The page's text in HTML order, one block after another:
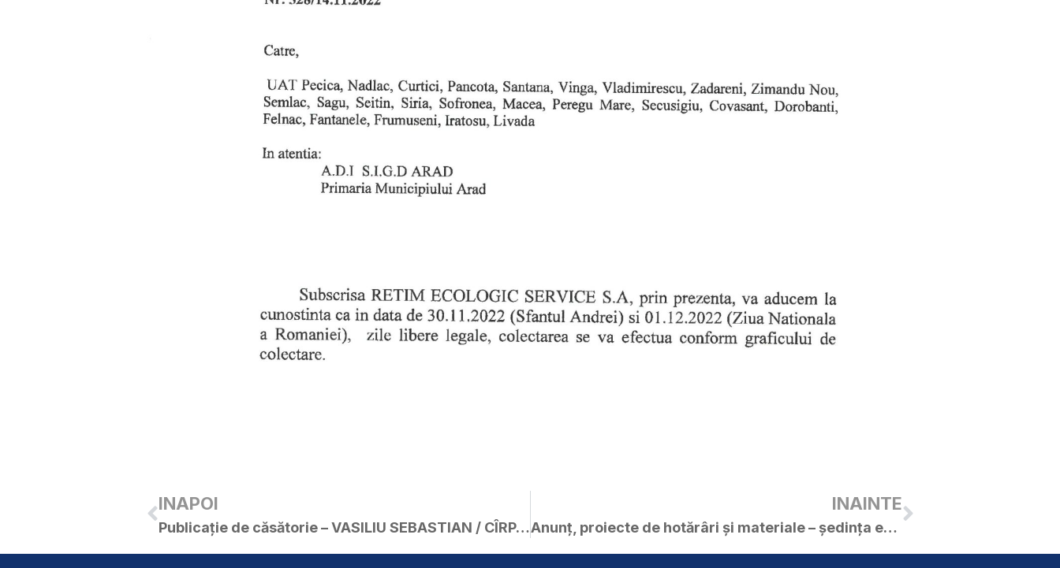
INAPOI
Publicație de căsătorie – VASILIU SEBASTIAN / CÎRPACIU DEBORA
INAINTE
Anunț, proiecte de hotărâri și materiale – ședința extraordinar a C.L. Curtici în data de 16.11.2022